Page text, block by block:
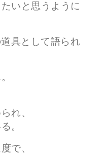
いと思うように
具として語られ
れ、
。
で、